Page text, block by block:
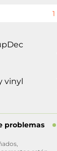
vinyl
problemas